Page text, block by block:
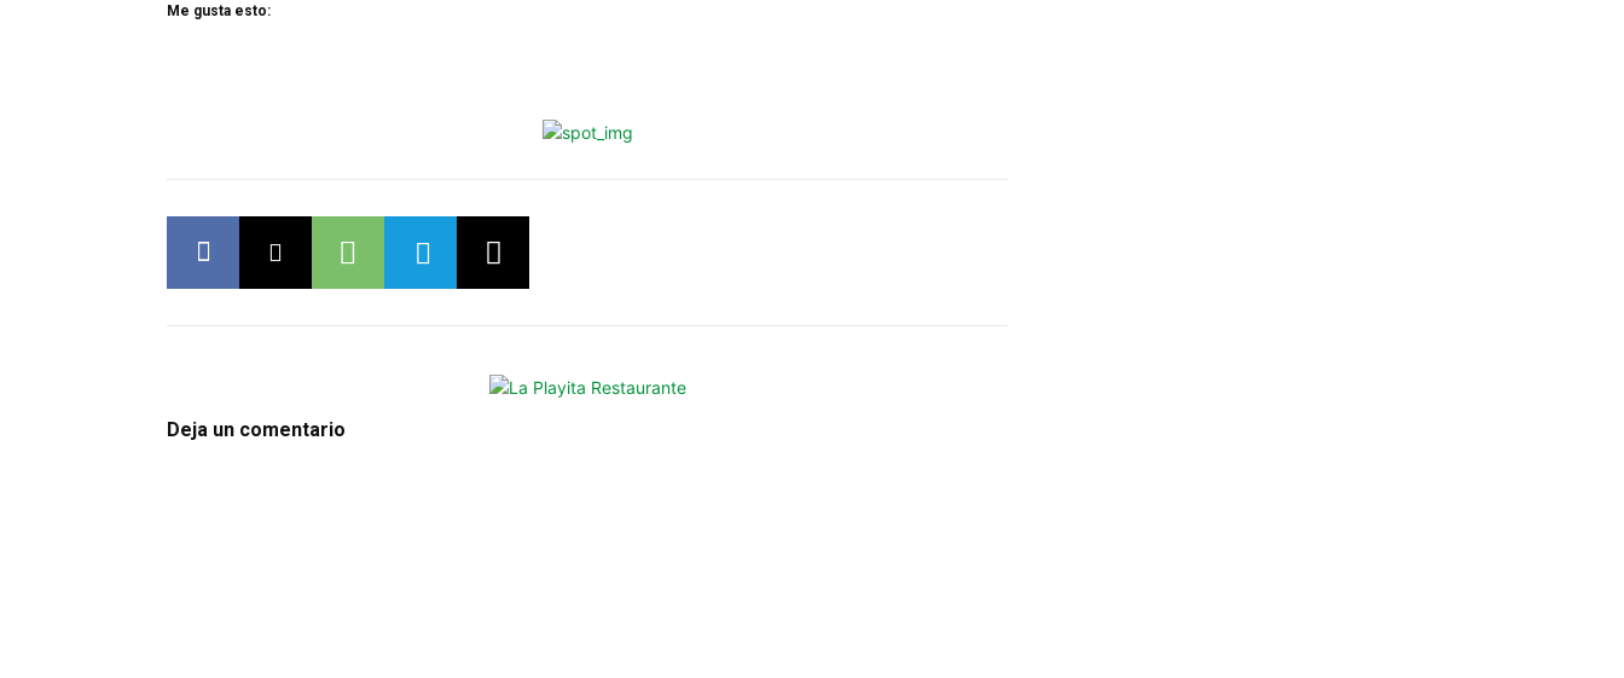
Me gusta esto:
Deja un comentario